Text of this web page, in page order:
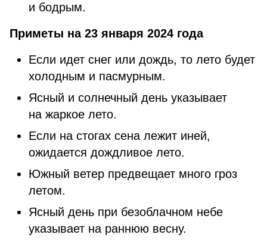
и бодрым.
Приметы на 23 января 2024 года
Если идет снег или дождь, то лето будет
холодным и пасмурным.
Ясный и солнечный день указывает
на жаркое лето.
Если на стогах сена лежит иней,
ожидается дождливое лето.
Южный ветер предвещает много гроз
летом.
Ясный день при безоблачном небе
указывает на раннюю весну.